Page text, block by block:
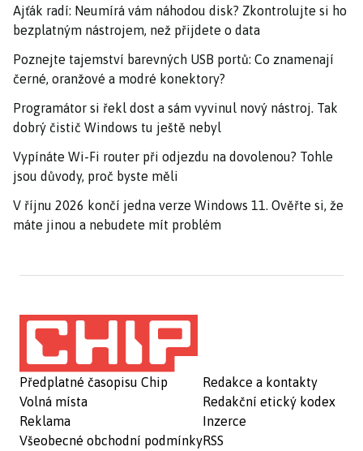
Ajťák radí: Neumírá vám náhodou disk? Zkontrolujte si ho
bezplatným nástrojem, než přijdete o data
Poznejte tajemství barevných USB portů: Co znamenají
černé, oranžové a modré konektory?
Programátor si řekl dost a sám vyvinul nový nástroj. Tak
dobrý čistič Windows tu ještě nebyl
Vypínáte Wi-Fi router při odjezdu na dovolenou? Tohle
jsou důvody, proč byste měli
V říjnu 2026 končí jedna verze Windows 11. Ověřte si, že
máte jinou a nebudete mít problém
Předplatné časopisu Chip
Volná místa
Reklama
Všeobecné obchodní podmínky
Redakce a kontakty
Redakční etický kodex
Inzerce
RSS